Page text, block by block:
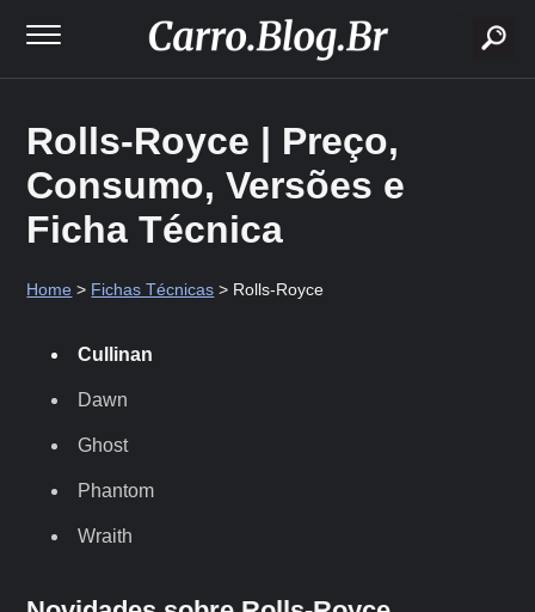
Rolls-Royce | Preço,
Consumo, Versões e
Ficha Técnica
Home > Fichas Técnicas > Rolls-Royce
Cullinan
Dawn
Ghost
Phantom
Wraith